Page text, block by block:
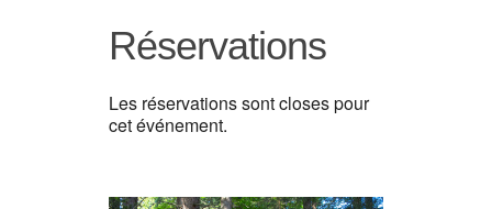
Réservations
Les réservations sont closes pour
cet événement.